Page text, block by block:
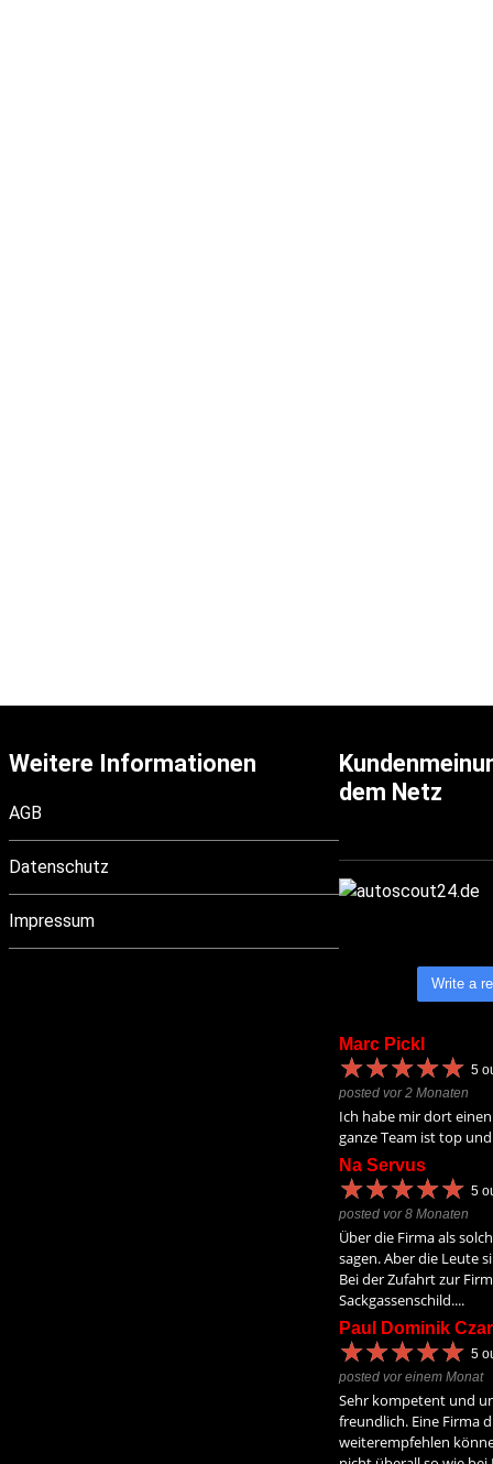
Weitere Informationen
AGB
Datenschutz
Impressum
dem Netz
Write a
Marc Pickl
★★★★★
★★★★★ 5
posted vor 2 Monaten
Ich habe mir dort einen
ganze Team ist top
Na Servus
★★★★★
★★★★★ 5
posted vor 8 Monaten
Über die Firma als
sagen. Aber die Leute
Bei der Zufahrt zur
Sackgassenschild....
Paul Dominik
★★★★★
★★★★★ 5
posted vor einem Monat
Sehr kompetent und
freundlich. Eine Firma
weiterempfehlen